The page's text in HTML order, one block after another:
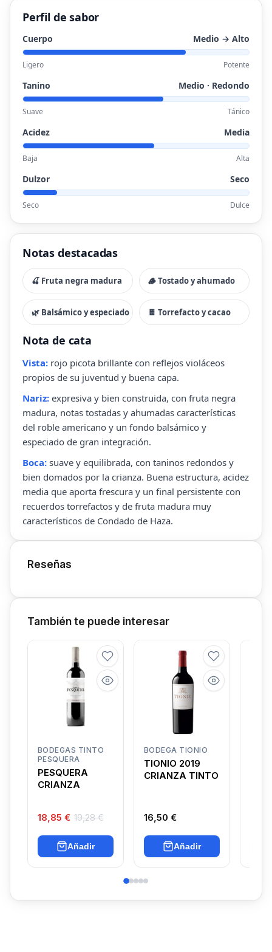
Perfil de sabor
Cuerpo Medio → Alto
Ligero Potente
Tanino Medio · Redondo
Suave Tánico
Acidez Media
Baja Alta
Dulzor Seco
Seco Dulce
Notas destacadas
🍒 Fruta negra madura 🪵 Tostado y ahumado
🌿 Balsámico y especiado 🍫 Torrefacto y cacao
Nota de cata
Vista: rojo picota brillante con reflejos violáceos
propios de su juventud y buena capa.
Nariz: expresiva y bien construida, con fruta negra
madura, notas tostadas y ahumadas características
del roble americano y un fondo balsámico y
especiado de gran integración.
Boca: suave y equilibrada, con taninos redondos y
bien domados por la crianza. Buena estructura, acidez
media que aporta frescura y un final persistente con
recuerdos torrefactos y de fruta madura muy
característicos de Condado de Haza.
Reseñas
También te puede interesar
BODEGAS TINTO
PESQUERA
PESQUERA
CRIANZA
18,85 € 19,28 €
Añadir
BODEGA TIONIO
TIONIO 2019
CRIANZA TINTO
16,50 €
Añadir